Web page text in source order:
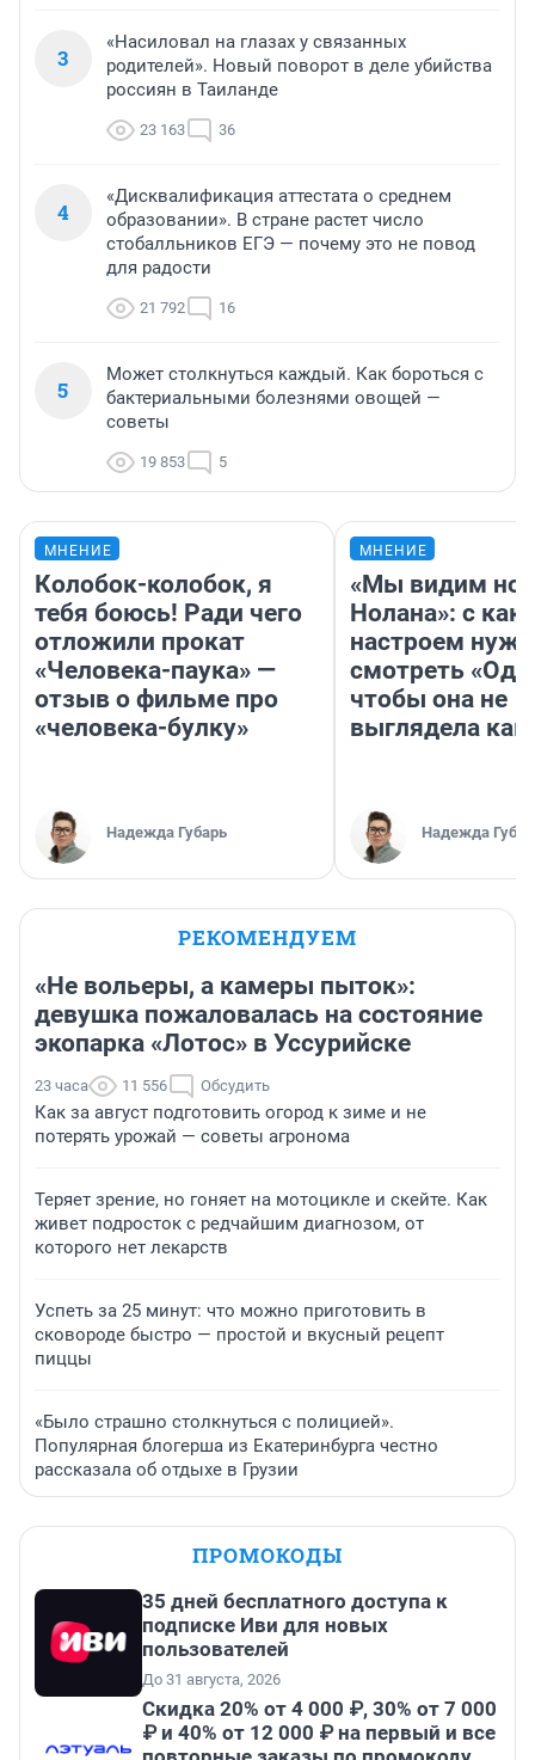
3
«Насиловал на глазах у связанных
родителей». Новый поворот в деле убийства
россиян в Таиланде
23 163 36
4
«Дисквалификация аттестата о среднем
образовании». В стране растет число
стобалльников ЕГЭ — почему это не повод
для радости
21 792 16
5
Может столкнуться каждый. Как бороться с
бактериальными болезнями овощей —
советы
19 853 5
МНЕНИЕ
Колобок-колобок, я
тебя боюсь! Ради чего
отложили прокат
«Человека-паука» —
отзыв о фильме про
«человека-булку»
Надежда Губарь
МНЕНИЕ
«Мы видим
Нолана»: с
настроем
смотреть
чтобы она не
выглядела как
Надежда
РЕКОМЕНДУЕМ
«Не вольеры, а камеры пыток»:
девушка пожаловалась на состояние
экопарка «Лотос» в Уссурийске
23 часа 11 556 Обсудить
Как за август подготовить огород к зиме и не
потерять урожай — советы агронома
Теряет зрение, но гоняет на мотоцикле и скейте. Как
живет подросток с редчайшим диагнозом, от
которого нет лекарств
Успеть за 25 минут: что можно приготовить в
сковороде быстро — простой и вкусный рецепт
пиццы
«Было страшно столкнуться с полицией».
Популярная блогерша из Екатеринбурга честно
рассказала об отдыхе в Грузии
ПРОМОКОДЫ
35 дней бесплатного доступа к
подписке Иви для новых
пользователей
До 31 августа, 2026
Скидка 20% от 4 000 ₽, 30% от 7 000
₽ и 40% от 12 000 ₽ на первый и все